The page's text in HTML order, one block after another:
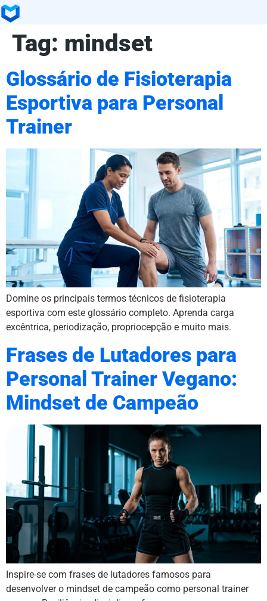
Tag: mindset
Glossário de Fisioterapia
Esportiva para Personal
Trainer
Domine os principais termos técnicos de fisioterapia
esportiva com este glossário completo. Aprenda carga
excêntrica, periodização, propriocepção e muito mais.
Frases de Lutadores para
Personal Trainer Vegano:
Mindset de Campeão
Inspire-se com frases de lutadores famosos para
desenvolver o mindset de campeão como personal trainer